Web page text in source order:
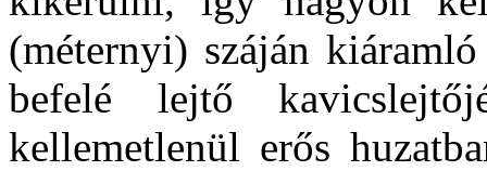
(méternyi) száján
befelé lejtő
kellemetlenül erős